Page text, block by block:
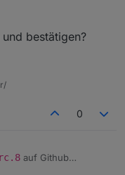
bestätigen?
0
auf Github